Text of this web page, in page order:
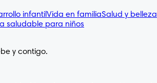
infantilVida en familiaSalud y belleza
saludable para niños
y contigo.